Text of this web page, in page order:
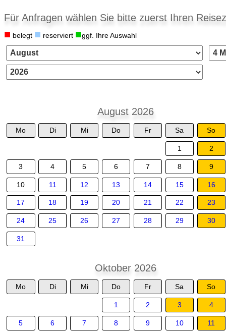
Für Anfragen wählen Sie bitte zuerst Ihren
■ belegt ■ reserviert ■ggf. Ihre Auswahl
August 2026
Mo Di Mi Do Fr Sa So
1 2
3 4 5 6 7 8 9
10 11 12 13 14 15 16
17 18 19 20 21 22 23
24 25 26 27 28 29 30
31
Oktober 2026
Mo Di Mi Do Fr Sa So
1 2 3 4
5 6 7 8 9 10 11